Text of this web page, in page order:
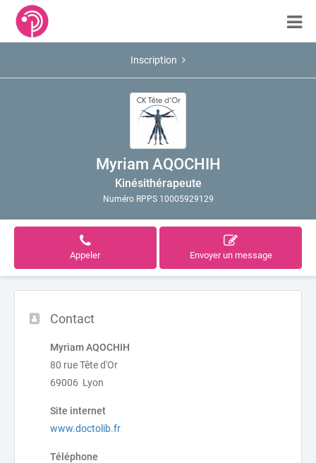
Inscription
Myriam AQOCHIH
Kinésithérapeute
Numéro RPPS 10005929129
Appeler Envoyer un message
Contact
Myriam AQOCHIH
80 rue Tête d'Or
69006 Lyon
Site internet
www.doctolib.fr
Téléphone